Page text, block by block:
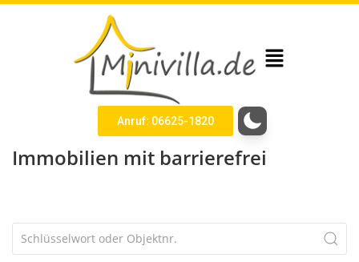
Anruf: 06625-1820
Immobilien mit barrierefrei